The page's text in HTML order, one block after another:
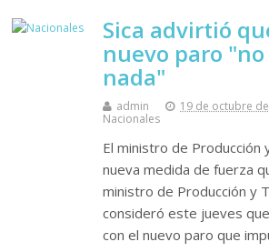
Sica advirtió
nuevo paro
nada"
admin
19 de octubre
Nacionales
El ministro de Producción
nueva medida de fuerza
ministro de Producción y
consideró este jueves
con el nuevo paro que